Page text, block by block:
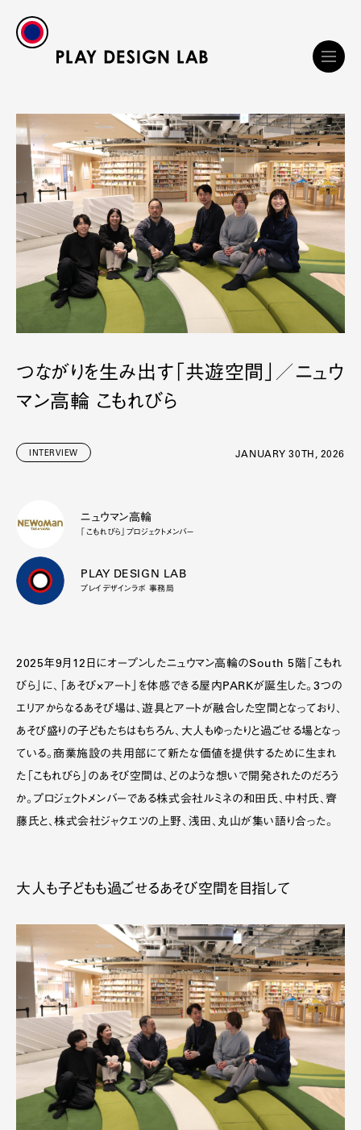
つながりを生み出す「共遊空間」／ニュウ
マン高輪 こもれびら
INTERVIEW JANUARY 30TH, 2026
ニュウマン高輪
「こもれびら」プロジェクトメンバー
PLAY DESIGN LAB
プレイデザインラボ 事務局
2025年9月12日にオープンしたニュウマン高輪のSouth 5階「こもれ
びら」に、「あそび×アート」を体感できる屋内PARKが誕生した。3つの
エリアからなるあそび場は、遊具とアートが融合した空間となっており、
あそび盛りの子どもたちはもちろん、大人もゆったりと過ごせる場となっ
ている。商業施設の共用部にて新たな価値を提供するために生まれ
た「こもれびら」のあそび空間は、どのような想いで開発されたのだろう
か。プロジェクトメンバーである株式会社ルミネの和田氏、中村氏、齊
藤氏と、株式会社ジャクエツの上野、浅田、丸山が集い語り合った。
大人も子どもも過ごせるあそび空間を目指して